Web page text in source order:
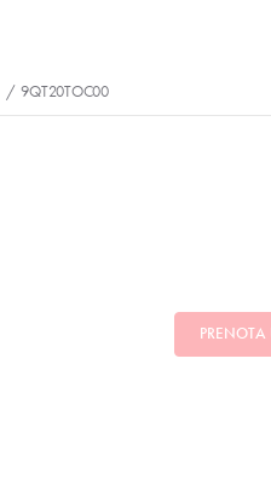
/ 9QT20TOC00